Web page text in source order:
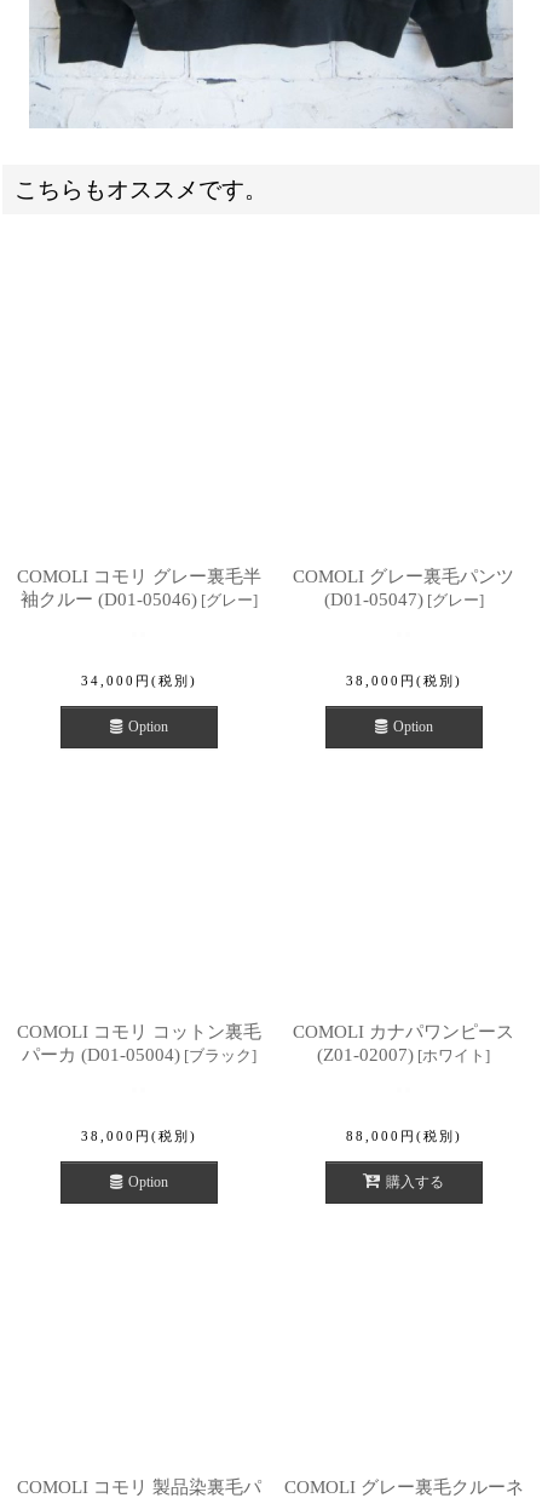
こちらもオススメです。
COMOLI コモリ グレー裏毛半
袖クルー (D01-05046) [グレー]
34,000 円 (税別)
Option
COMOLI グレー裏毛パンツ
(D01-05047) [グレー]
38,000 円 (税別)
Option
COMOLI コモリ コットン裏毛
パーカ (D01-05004) [ブラック]
38,000 円 (税別)
Option
COMOLI カナパワンピース
(Z01-02007) [ホワイト ]
88,000 円 (税別)
購入する
COMOLI コモリ 製品染裏毛パ
COMOLI グレー裏毛クルーネ